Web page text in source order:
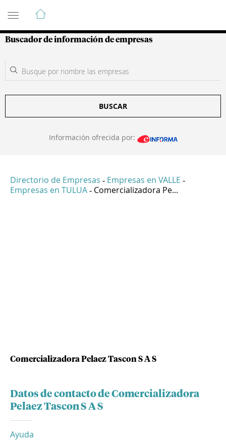
Guía de Empresas Colombianas
Buscador de información de empresas
BUSCAR
Información ofrecida por:
Directorio de Empresas - Empresas en VALLE -
Empresas en TULUA - Comercializadora Pe...
Comercializadora Pelaez Tascon S A S
Datos de contacto de Comercializadora
Pelaez Tascon S A S
Ayuda